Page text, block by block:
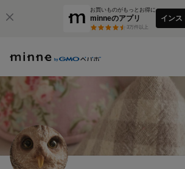
お買いものがもっとお得に
minneのアプリ
3万件以上
インス